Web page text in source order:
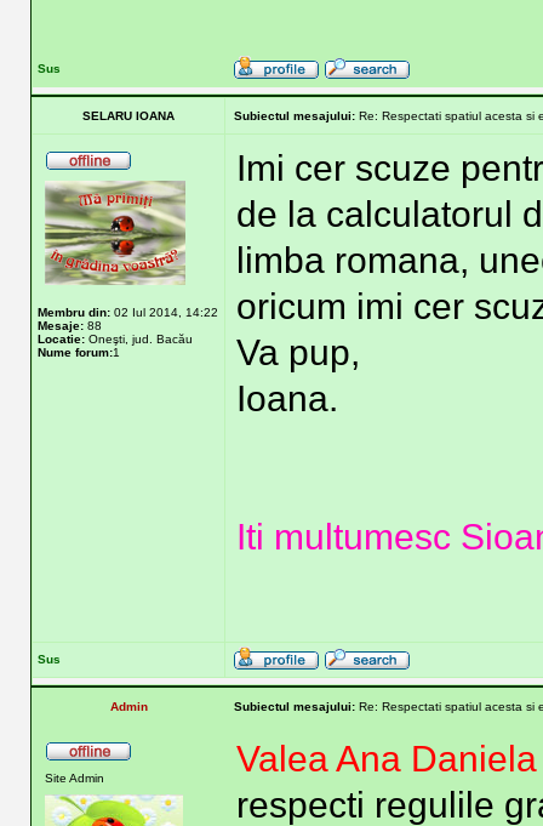
Sus
SELARU IOANA Subiectul mesajului: Re: Respectati spatiul acesta si
Membru din: 02 Iul 2014, 14:22
Mesaje: 88
Locatie: Oneşti, jud. Bacău
Nume forum:1
Imi cer scuze
de la calculatorul
limba romana,
oricum imi cer
Va pup,
Ioana.
Iti multumesc
Sus
Admin Subiectul mesajului: Re: Respectati spatiul acesta si
Site Admin
Valea Ana
respecti regulile